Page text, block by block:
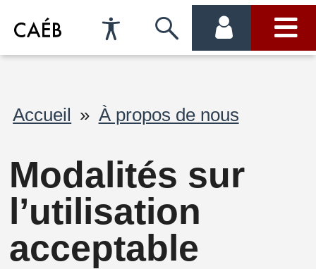
Préférences
d'accessibilité
Passer
recherche
menu
menu
Fil
Accueil À propos de nous
Modalités sur
l’utilisation
acceptable